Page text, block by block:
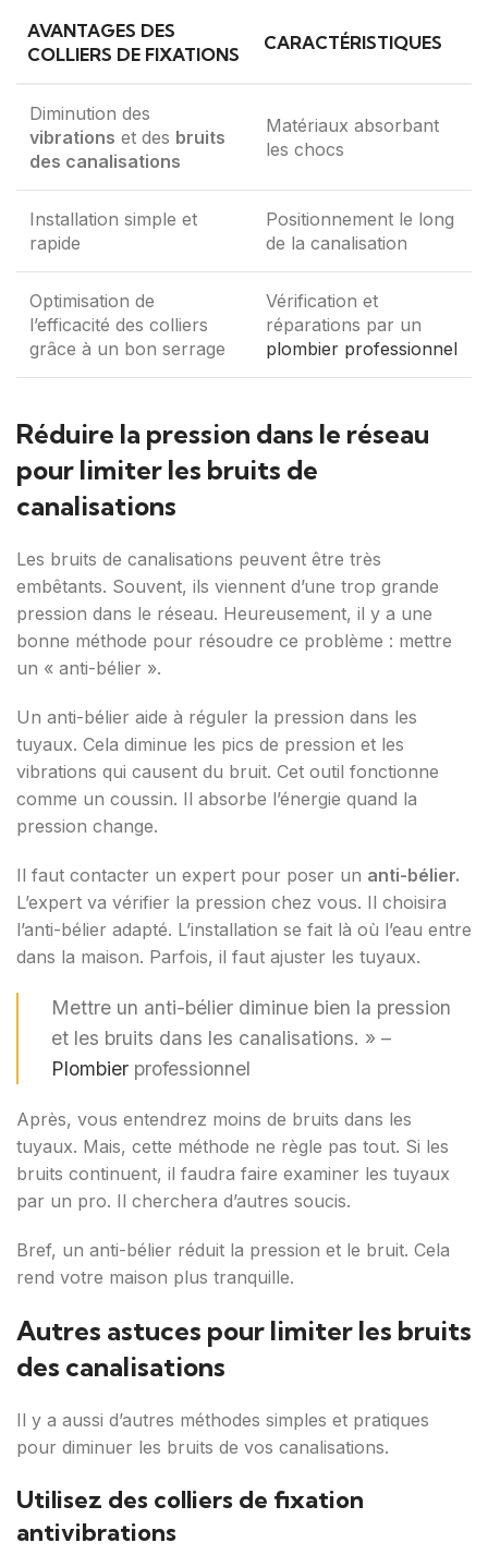
AVANTAGES DES
COLLIERS DE FIXATIONS
CARACTÉRISTIQUES
Diminution des
vibrations et des bruits
des canalisations
Matériaux absorbant
les chocs
Installation simple et
rapide
Positionnement le long
de la canalisation
Optimisation de
l’efficacité des colliers
grâce à un bon serrage
Vérification et
réparations par un
plombier professionnel
Réduire la pression dans le réseau
pour limiter les bruits de
canalisations
Les bruits de canalisations peuvent être très
embêtants. Souvent, ils viennent d’une trop grande
pression dans le réseau. Heureusement, il y a une
bonne méthode pour résoudre ce problème : mettre
un « anti-bélier ».
Un anti-bélier aide à réguler la pression dans les
tuyaux. Cela diminue les pics de pression et les
vibrations qui causent du bruit. Cet outil fonctionne
comme un coussin. Il absorbe l’énergie quand la
pression change.
Il faut contacter un expert pour poser un anti-bélier.
L’expert va vérifier la pression chez vous. Il choisira
l’anti-bélier adapté. L’installation se fait là où l’eau entre
dans la maison. Parfois, il faut ajuster les tuyaux.
Mettre un anti-bélier diminue bien la pression
et les bruits dans les canalisations. » –
Plombier professionnel
Après, vous entendrez moins de bruits dans les
tuyaux. Mais, cette méthode ne règle pas tout. Si les
bruits continuent, il faudra faire examiner les tuyaux
par un pro. Il cherchera d’autres soucis.
Bref, un anti-bélier réduit la pression et le bruit. Cela
rend votre maison plus tranquille.
Autres astuces pour limiter les bruits
des canalisations
Il y a aussi d’autres méthodes simples et pratiques
pour diminuer les bruits de vos canalisations.
Utilisez des colliers de fixation
antivibrations